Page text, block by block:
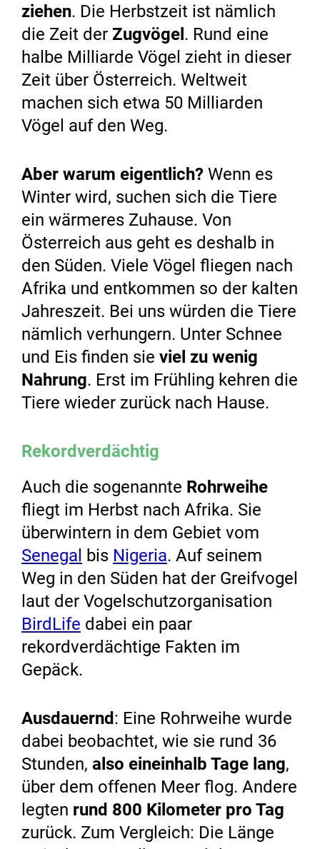
ziehen. Die Herbstzeit ist nämlich
die Zeit der Zugvögel . Rund eine
halbe Milliarde Vögel zieht in dieser
Zeit über Österreich. Weltweit
machen sich etwa 50 Milliarden
Vögel auf den Weg.
Aber warum eigentlich? Wenn es
Winter wird, suchen sich die Tiere
ein wärmeres Zuhause. Von
Österreich aus geht es deshalb in
den Süden. Viele Vögel fliegen nach
Afrika und entkommen so der kalten
Jahreszeit. Bei uns würden die Tiere
nämlich verhungern. Unter Schnee
und Eis finden sie viel zu wenig
Nahrung. Erst im Frühling kehren die
Tiere wieder zurück nach Hause.
Rekordverdächtig
Auch die sogenannte Rohrweihe
fliegt im Herbst nach Afrika. Sie
überwintern in dem Gebiet vom
Senegal bis Nigeria. Auf seinem
Weg in den Süden hat der Greifvogel
laut der Vogelschutzorganisation
BirdLife dabei ein paar
rekordverdächtige Fakten im
Gepäck.
Ausdauernd : Eine Rohrweihe wurde
dabei beobachtet, wie sie rund 36
Stunden, also eineinhalb Tage lang,
über dem offenen Meer flog. Andere
legten rund 800 Kilometer pro Tag
zurück. Zum Vergleich: Die Länge